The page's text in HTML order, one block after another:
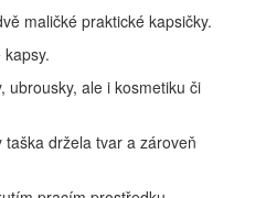
maličké praktické kapsičky.
ubrousky, ale i kosmetiku či
držela tvar a zároveň